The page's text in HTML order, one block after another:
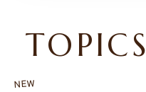
TOPICS
NEW